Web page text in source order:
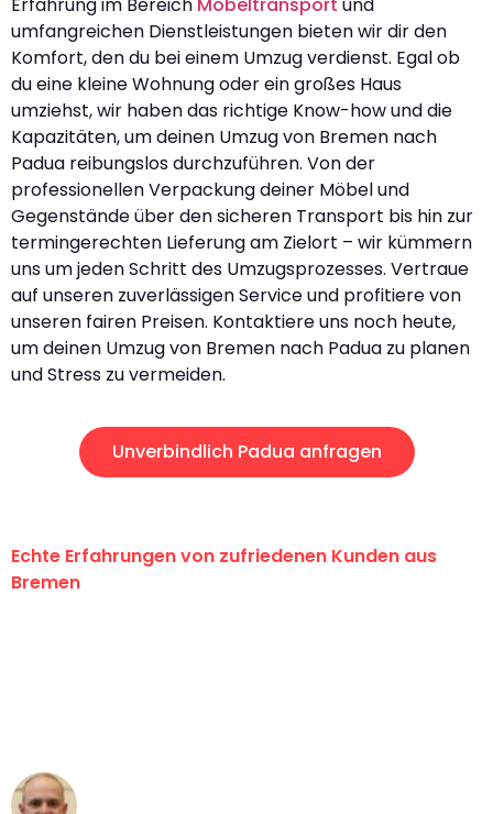
Erfahrung im Bereich Möbeltransport und
umfangreichen Dienstleistungen bieten wir dir den
Komfort, den du bei einem Umzug verdienst. Egal ob
du eine kleine Wohnung oder ein großes Haus
umziehst, wir haben das richtige Know-how und die
Kapazitäten, um deinen Umzug von Bremen nach
Padua reibungslos durchzuführen. Von der
professionellen Verpackung deiner Möbel und
Gegenstände über den sicheren Transport bis hin zur
termingerechten Lieferung am Zielort – wir kümmern
uns um jeden Schritt des Umzugsprozesses. Vertraue
auf unseren zuverlässigen Service und profitiere von
unseren fairen Preisen. Kontaktiere uns noch heute,
um deinen Umzug von Bremen nach Padua zu planen
und Stress zu vermeiden.
Unverbindlich Padua anfragen
Echte Erfahrungen von zufriedenen Kunden aus
Bremen